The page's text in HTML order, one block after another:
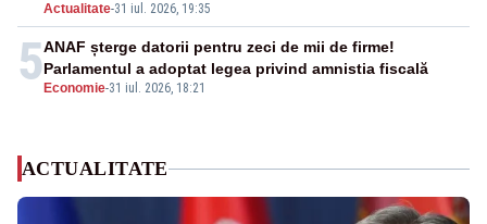
Actualitate-31 iul. 2026, 19:35
5 Economie-31 iul. 2026, 18:21
ANAF șterge datorii pentru zeci de mii de firme!
Parlamentul a adoptat legea privind amnistia fiscală
ACTUALITATE